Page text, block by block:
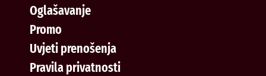
Oglašavanje
Promo
Uvjeti prenošenja
Pravila privatnosti